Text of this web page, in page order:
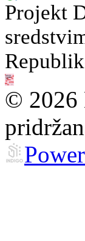
Projekt
© 2026